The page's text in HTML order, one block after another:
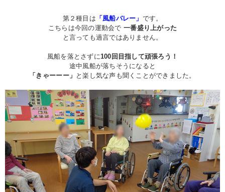
第２種目は 「風船バレー」 です。
こちらは今回の運動会で一番盛り上がった
と言っても過言ではありません。
風船を落とさずに100回目指して頑張ろう！
途中風船が落ちそうになると
「きゃーーー」 と楽し気な声も聞くことができました。